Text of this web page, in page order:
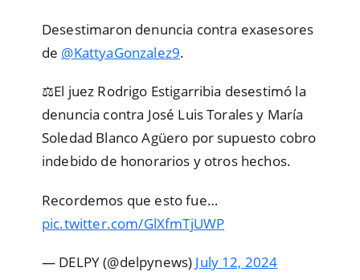
Desestimaron denuncia contra exasesores
de @KattyaGonzalez9.
‍⚖️El juez Rodrigo Estigarribia desestimó la
denuncia contra José Luis Torales y María
Soledad Blanco Agüero por supuesto cobro
indebido de honorarios y otros hechos.
Recordemos que esto fue…
pic.twitter.com/GlXfmTjUWP
— DELPY (@delpynews) July 12, 2024